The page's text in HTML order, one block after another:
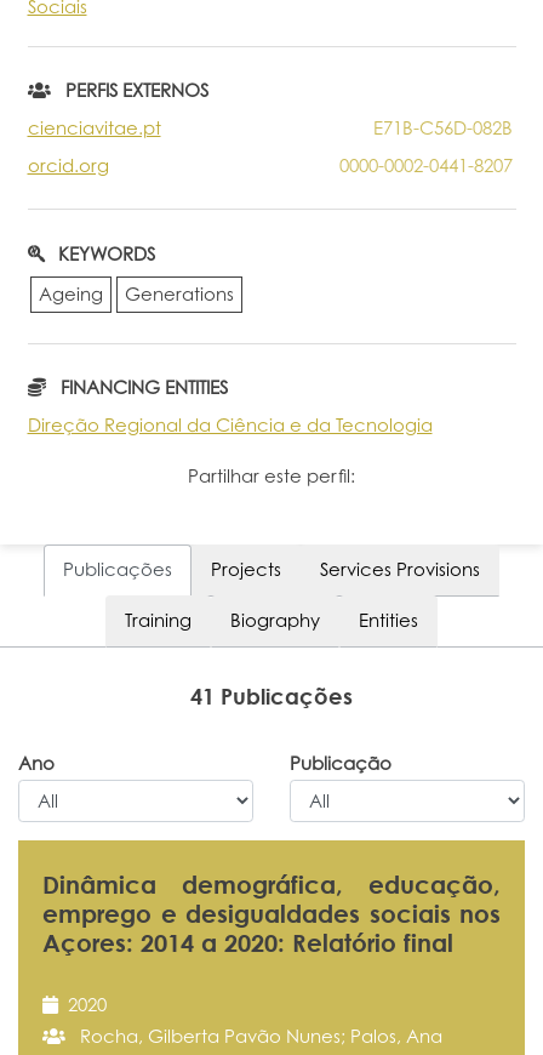
Sociais
PERFIS EXTERNOS
cienciavitae.pt
E71B-C56D-082B
orcid.org
0000-0002-0441-8207
KEYWORDS
Ageing
Generations
FINANCING ENTITIES
Direção Regional da Ciência e da Tecnologia
Partilhar este perfil:
Publicações Projects Services Provisions
Training Biography Entities
41 Publicações
Ano Publicação
Dinâmica demográfica, educação,
emprego e desigualdades sociais nos
Açores: 2014 a 2020: Relatório final
2020
Rocha, Gilberta Pavão Nunes; Palos, Ana